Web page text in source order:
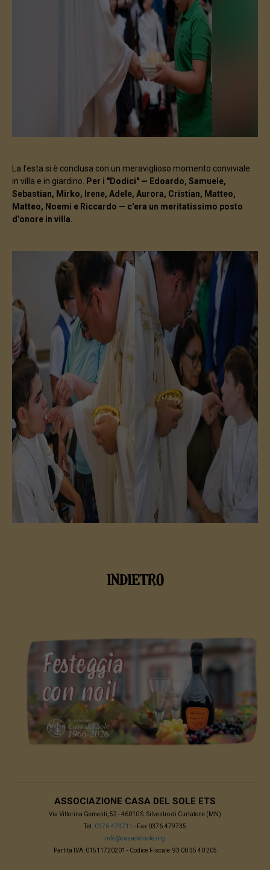
La festa si è conclusa con un meraviglioso momento conviviale
in villa e in giardino. Per i "Dodici" — Edoardo, Samuele,
Sebastian, Mirko, Irene, Adele, Aurora, Cristian, Matteo,
Matteo, Noemi e Riccardo — c'era un meritatissimo posto
d’onore in villa.
INDIETRO
ASSOCIAZIONE CASA DEL SOLE ETS
Via Vittorina Gementi, 52 - 46010 S. Silvestro di Curtatone (MN)
Tel. 0376.479711 - Fax 0376.479735
info@casadelsole.org
Partita IVA: 01511720201 - Codice Fiscale: 93 00 35 40 205